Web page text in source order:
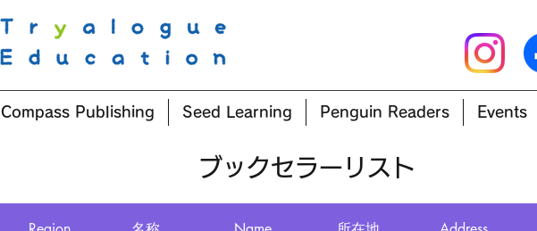
Compass Publishing Seed Learning Penguin Readers Events
​ブックセラーリスト